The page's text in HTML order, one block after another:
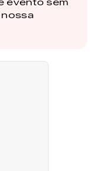
nossa